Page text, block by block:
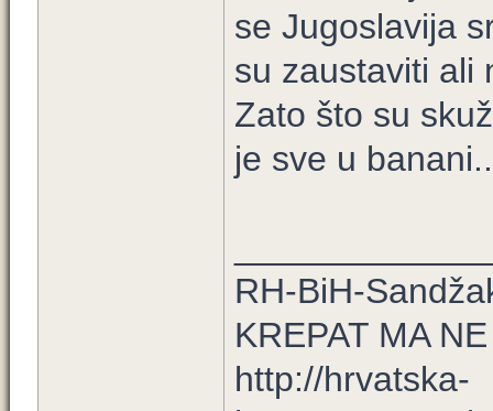
se Jugoslavija
su zaustaviti ali
Zato što su
je sve u
RH-BiH-
KREPAT MA
http://hrvatska-